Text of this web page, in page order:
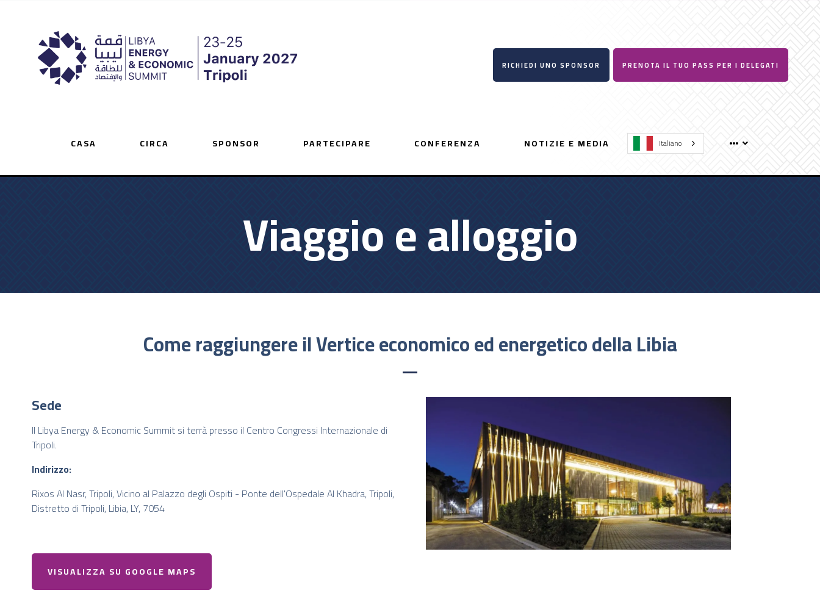
RICHIEDI UNO SPONSOR PRENOTA IL TUO PASS PER I DELEGATI
CASA CIRCA SPONSOR PARTECIPARE CONFERENZA NOTIZIE E MEDIA Italiano
Viaggio e alloggio
Come raggiungere il Vertice economico ed energetico della Libia
Sede
Il Libya Energy & Economic Summit si terrà presso il Centro Congressi Internazionale di
Tripoli.
Indirizzo:
Rixos Al Nasr, Tripoli, Vicino al Palazzo degli Ospiti - Ponte dell'Ospedale Al Khadra, Tripoli,
Distretto di Tripoli, Libia, LY, 7054
VISUALIZZA SU GOOGLE MAPS